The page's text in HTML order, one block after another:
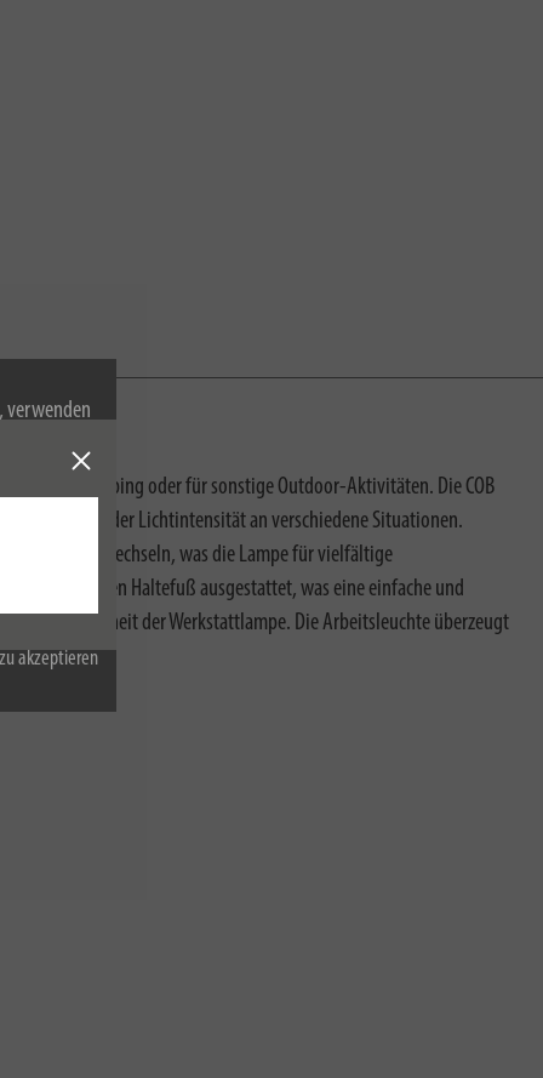
verwenden
zu.
akzeptieren
beim Camping oder für sonstige Outdoor-Aktivitäten. Die COB
Anpassung der Lichtintensität an verschiedene Situationen.
Blenden zu wechseln, was die Lampe für vielfältige
90° knickbaren Haltefuß ausgestattet, was eine einfache und
die Robustheit der Werkstattlampe. Die Arbeitsleuchte überzeugt